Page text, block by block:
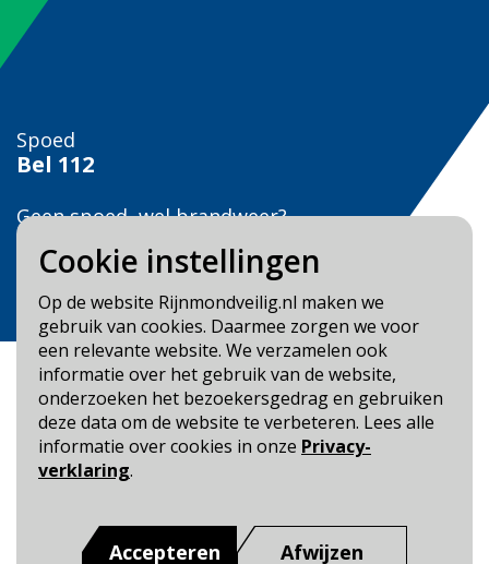
Cookie instellingen
Op de website Rijnmondveilig.nl maken we
gebruik van cookies. Daarmee zorgen we voor
een relevante website. We verzamelen ook
informatie over het gebruik van de website,
onderzoeken het bezoekersgedrag en gebruiken
deze data om de website te verbeteren. Lees alle
informatie over cookies in onze Privacy-
verklaring.
Accepteren Afwijzen
Spoed
Bel 112
Geen spoed, wel brandweer?
Bel
Veilig Leven?
Bel 0900-8387
Blijf op de hoogte
Toegankelijkheid